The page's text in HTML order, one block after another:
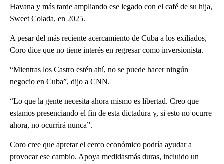
Havana y más tarde ampliando ese legado con el café de su hija,
Sweet Colada, en 2025.
A pesar del más reciente acercamiento de Cuba a los exiliados,
Coro dice que no tiene interés en regresar como inversionista.
“Mientras los Castro estén ahí, no se puede hacer ningún
negocio en Cuba”, dijo a CNN.
“Lo que la gente necesita ahora mismo es libertad. Creo que
estamos presenciando el fin de esta dictadura y, si esto no ocurre
ahora, no ocurrirá nunca”.
Coro cree que apretar el cerco económico podría ayudar a
provocar ese cambio. Apoya medidasmás duras, incluido un